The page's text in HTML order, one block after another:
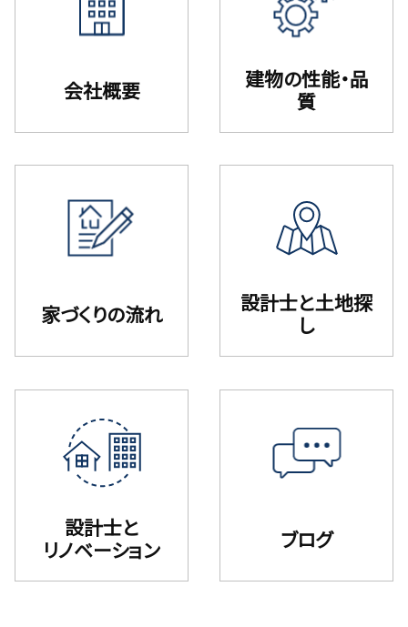
会社概要
建物の性能・品
質
家づくりの流れ
設計⼠と⼟地探
し
設計士と
リノベーション
ブログ